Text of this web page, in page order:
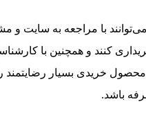
با مراجعه به سایت و
کنند و همچنین با
خریدی بسیار رضایتمند
باشد.